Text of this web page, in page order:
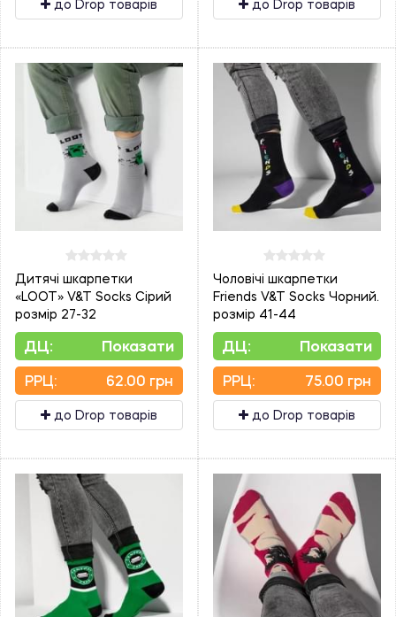
до Drop товарів до Drop товарів
Дитячі шкарпетки
«LOOT» V&T Socks Сірий
розмір 27-32
ДЦ: Показати
PPЦ: 62.00 грн
до Drop товарів
Чоловічі шкарпетки
Friends V&T Socks Чорний.
розмір 41-44
ДЦ: Показати
PPЦ: 75.00 грн
до Drop товарів